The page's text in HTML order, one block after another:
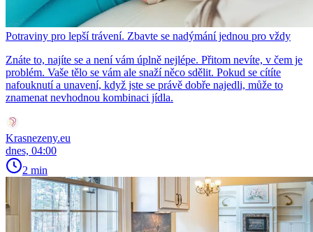
Potraviny pro lepší trávení. Zbavte se nadýmání jednou pro vždy
Znáte to, najíte se a není vám úplně nejlépe. Přitom nevíte, v čem je
problém. Vaše tělo se vám ale snaží něco sdělit. Pokud se cítíte
nafouknutí a unavení, když jste se právě dobře najedli, může to
znamenat nevhodnou kombinaci jídla.
Krasnezeny.eu
dnes, 04:00
2 min